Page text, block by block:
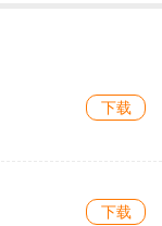
下载
下载